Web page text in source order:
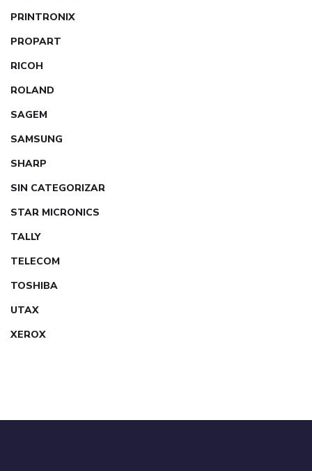
PRINTRONIX
PROPART
RICOH
ROLAND
SAGEM
SAMSUNG
SHARP
SIN CATEGORIZAR
STAR MICRONICS
TALLY
TELECOM
TOSHIBA
UTAX
XEROX